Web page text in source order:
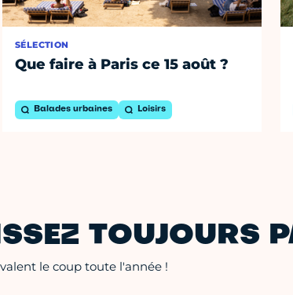
SÉLECTION
Que faire à Paris ce 15 août ?
Balades urbaines Loisirs
TOUJOURS
le coup toute l'année !